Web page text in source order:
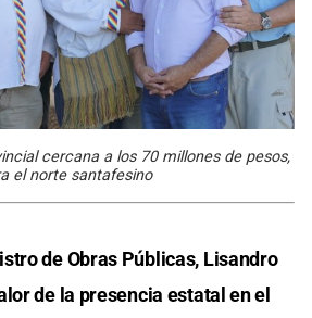
cercana a los 70 millones de pesos,
el norte santafesino
de Obras Públicas, Lisandro
de la presencia estatal en el